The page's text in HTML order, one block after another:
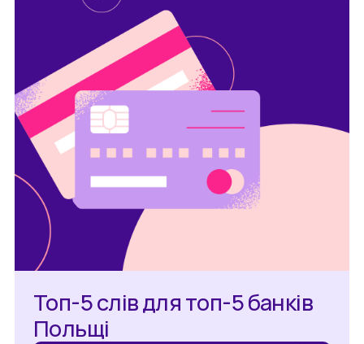
Топ-5 слів для топ-5 банків
Польщі